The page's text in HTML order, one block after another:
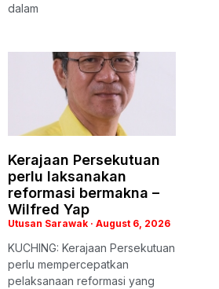
dalam
Kerajaan Persekutuan
perlu laksanakan
reformasi bermakna –
Wilfred Yap
Utusan Sarawak August 6, 2026
KUCHING: Kerajaan Persekutuan
perlu mempercepatkan
pelaksanaan reformasi yang